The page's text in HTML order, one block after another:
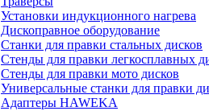
Установки индукционного нагрева
Дископравное оборудование
Станки для правки стальных дисков
Стенды для правки легкосплавных
Стенды для правки мото дисков
Универсальные станки для правки
Адаптеры HAWEKA